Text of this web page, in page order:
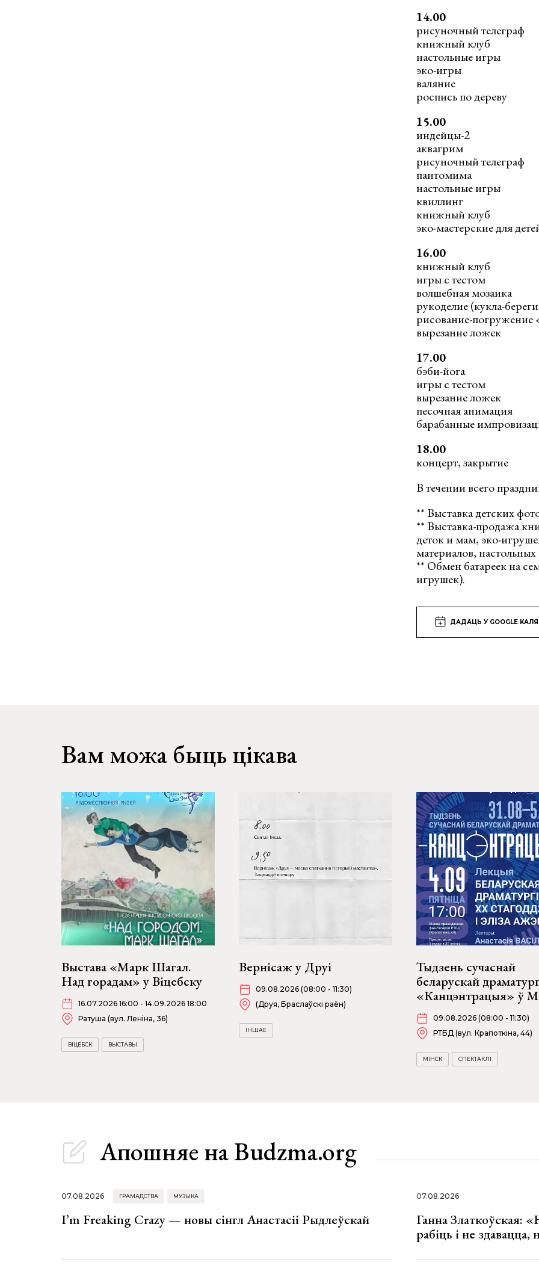
14.00
рисуночный телеграф
книжный клуб
настольные игры
эко-игры
валяние
роспись по дереву
15.00
индейцы-2
аквагрим
рисуночный телеграф
пантомима
настольные игры
квиллинг
книжный клуб
эко-мастерские для
16.00
книжный клуб
игры с тестом
волшебная мозаика
рукоделие (кукла-
рисование-погружение
вырезание ложек
17.00
бэби-йога
игры с тестом
вырезание ложек
песочная анимация
барабанные
18.00
концерт, закрытие
В течении всего
** Выставка детских
** Выставка-продажа
деток и мам, эко-
материалов,
** Обмен батареек на
игрушек).
ДАДАЦЬ У GOOGLE
Вам можа быць цікава
Выстава «Марк Шагал.
Над горадам» у Віцебску
16.07.2026 16:00 - 14.09.2026 18:00
Ратуша (вул. Леніна, 36)
ВІЦЕБСК ВЫСТАВЫ
Вернісаж у Друі
09.08.2026 (08:00 - 11:30)
(Друя, Браслаўскі раён)
ІНШАЕ
Тыдзень сучаснай
беларускай
«Канцэнтрацыя» ў
09.08.2026 (08:00 - 11:30)
РТБД (вул. Крапоткіна, 44)
МІНСК СПЕКТАКЛІ
Апошняе на Budzma.org
07.08.2026 ГРАМАДСТВА МУЗЫКА
I’m Freaking Crazy — новы сінгл Анастасіі Рыдлеўскай
07.08.2026
Ганна Златкоўская:
рабіць і не